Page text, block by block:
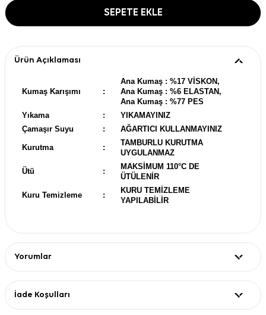
SEPETE EKLE
Ürün Açıklaması
Kumaş Karışımı :
Ana Kumaş : %17 VİSKON,
Ana Kumaş : %6 ELASTAN,
Ana Kumaş : %77 PES
Yıkama
:
YIKAMAYINIZ
Çamaşır Suyu
: AĞARTICI KULLANMAYINIZ
Kurutma :
TAMBURLU KURUTMA
UYGULANMAZ
Ütü :
MAKSİMUM 110°C DE
ÜTÜLENİR
Kuru Temizleme :
KURU TEMİZLEME
YAPILABİLİR
Yorumlar
İade Koşulları